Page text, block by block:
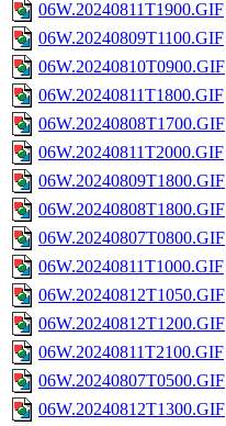
06W.20240811T1900.GIF
06W.20240809T1100.GIF
06W.20240810T0900.GIF
06W.20240811T1800.GIF
06W.20240808T1700.GIF
06W.20240811T2000.GIF
06W.20240809T1800.GIF
06W.20240808T1800.GIF
06W.20240807T0800.GIF
06W.20240811T1000.GIF
06W.20240812T1050.GIF
06W.20240812T1200.GIF
06W.20240811T2100.GIF
06W.20240807T0500.GIF
06W.20240812T1300.GIF